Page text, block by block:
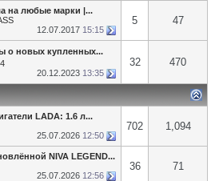
на любые марки |...
12.07.2017 15:15
5 47
о новых купленных...
20.12.2023 13:35
32 470
LADA: 1.6 л...
25.07.2026 12:50
702 1,094
NIVA LEGEND...
25.07.2026 12:56
36 71